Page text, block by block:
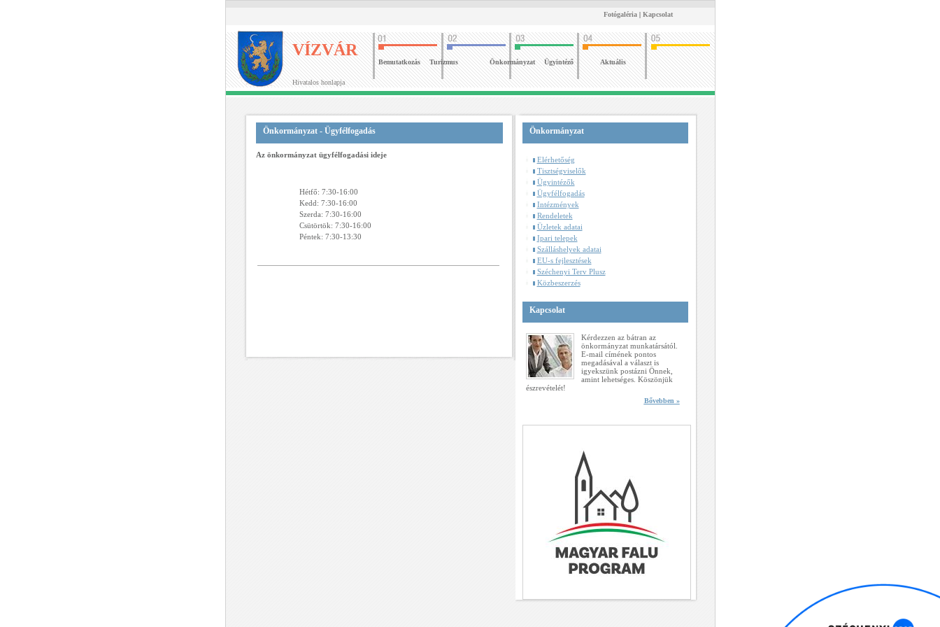
Fotógaléria| Kapcsolat
Bemutatkozás Turizmus Önkormányzat Ügyintéző Aktuális
VÍZVÁR
Hivatalos honlapja
Önkormányzat- Ügyfélfogadás
Az önkormányzat ügyfélfogadási ideje
Hétfő: 7:30-16:00
Kedd: 7:30-16:00
Szerda: 7:30-16:00
Csütörtök: 7:30-16:00
Péntek: 7:30-13:30
Önkormányzat
Elérhetőség
Tisztségviselők
Ügyintézők
Ügyfélfogadás
Intézmények
Rendeletek
Üzletek adatai
Ipari telepek
Szálláshelyek adatai
EU-s fejlesztések
Széchenyi Terv Plusz
Közbeszerzés
Kapcsolat
Kérdezzen az bátran az
önkormányzat munkatársától.
E-mail címének pontos
megadásával a választ is
igyekszünk postázni Önnek,
amint lehetséges. Köszönjük
észrevételét!
Bővebben »